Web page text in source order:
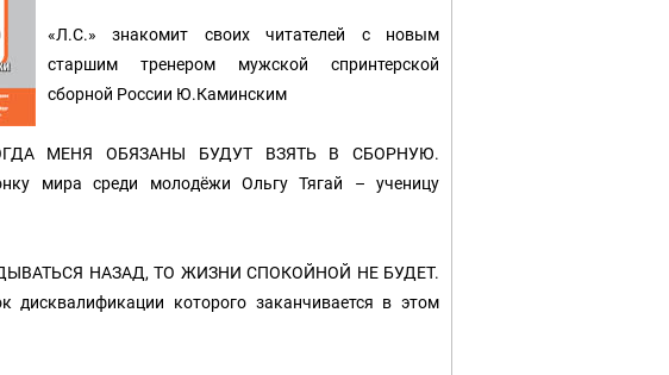
«Л.С.» знакомит своих читателей с новым
старшим тренером мужской спринтерской
сборной России Ю.Каминским
МЕНЯ ОБЯЗАНЫ БУДУТ ВЗЯТЬ В СБОРНУЮ.
мира среди молодёжи Ольгу Тягай – ученицу
НАЗАД, ТО ЖИЗНИ СПОКОЙНОЙ НЕ БУДЕТ.
дисквалификации которого заканчивается в этом